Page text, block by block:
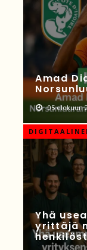
Amad
05 elokuun
Yhä
yrittäjä